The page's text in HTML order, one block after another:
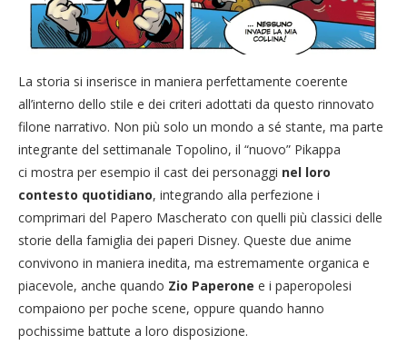
La storia si inserisce in maniera perfettamente coerente
all’interno dello stile e dei criteri adottati da questo rinnovato
filone narrativo. Non più solo un mondo a sé stante, ma parte
integrante del settimanale Topolino, il “nuovo” Pikappa
ci mostra per esempio il cast dei personaggi nel loro
contesto quotidiano, integrando alla perfezione i
comprimari del Papero Mascherato con quelli più classici delle
storie della famiglia dei paperi Disney. Queste due anime
convivono in maniera inedita, ma estremamente organica e
piacevole, anche quando Zio Paperone e i paperopolesi
compaiono per poche scene, oppure quando hanno
pochissime battute a loro disposizione.